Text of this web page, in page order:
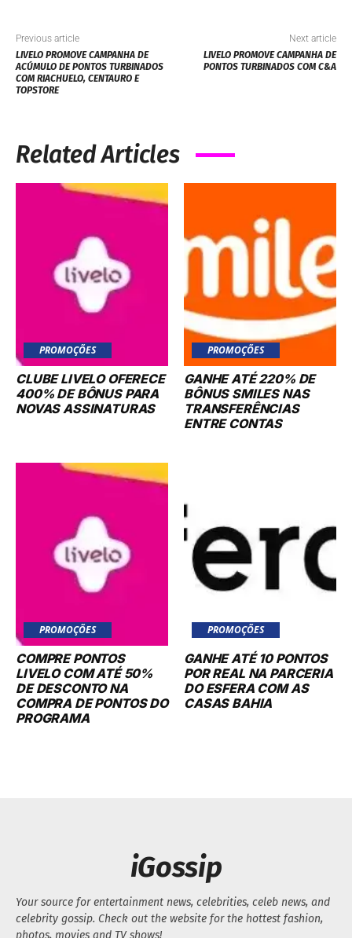
Previous article
LIVELO PROMOVE CAMPANHA DE
ACÚMULO DE PONTOS TURBINADOS
COM RIACHUELO, CENTAURO E
TOPSTORE
Next article
LIVELO PROMOVE CAMPANHA DE
PONTOS TURBINADOS COM C&A
Related Articles
PROMOÇÕES
CLUBE LIVELO OFERECE
400% DE BÔNUS PARA
NOVAS ASSINATURAS
PROMOÇÕES
GANHE ATÉ 220% DE
BÔNUS SMILES NAS
TRANSFERÊNCIAS
ENTRE CONTAS
PROMOÇÕES
COMPRE PONTOS
LIVELO COM ATÉ 50%
DE DESCONTO NA
COMPRA DE PONTOS DO
PROGRAMA
PROMOÇÕES
GANHE ATÉ 10 PONTOS
POR REAL NA PARCERIA
DO ESFERA COM AS
CASAS BAHIA
iGossip
Your source for entertainment news, celebrities, celeb news, and
celebrity gossip. Check out the website for the hottest fashion,
photos, movies and TV shows!